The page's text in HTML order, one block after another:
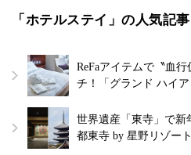
「ホテルステイ」の人気記事
ReFaアイテムで〝血
チ！「グランド ハイ
世界遺産「東寺」で新
都東寺 by 星野リゾート